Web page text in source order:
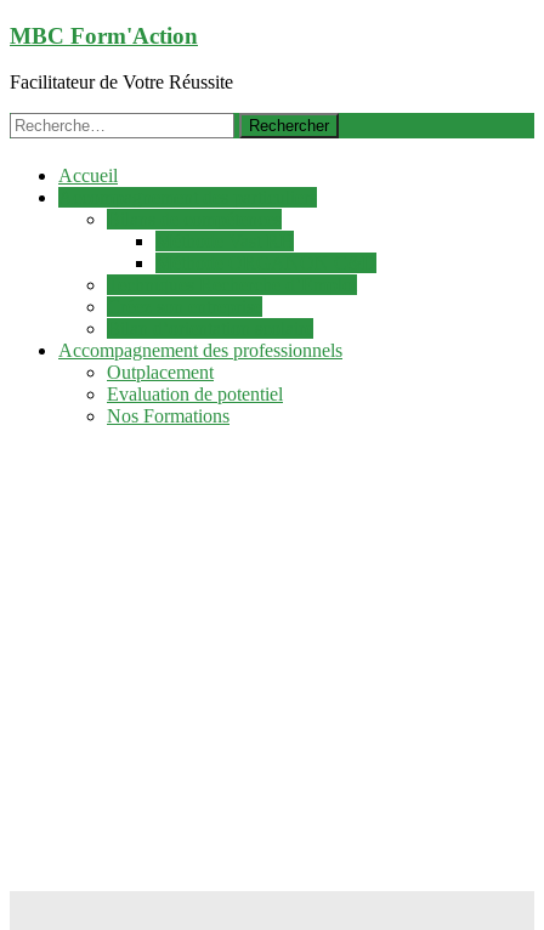
Aller
contenu
MBC Form'Action
Facilitateur de Votre Réussite
Rechercher :
Accueil
Accompagnement des professionnels
Outplacement
Evaluation de potentiel
Nos Formations